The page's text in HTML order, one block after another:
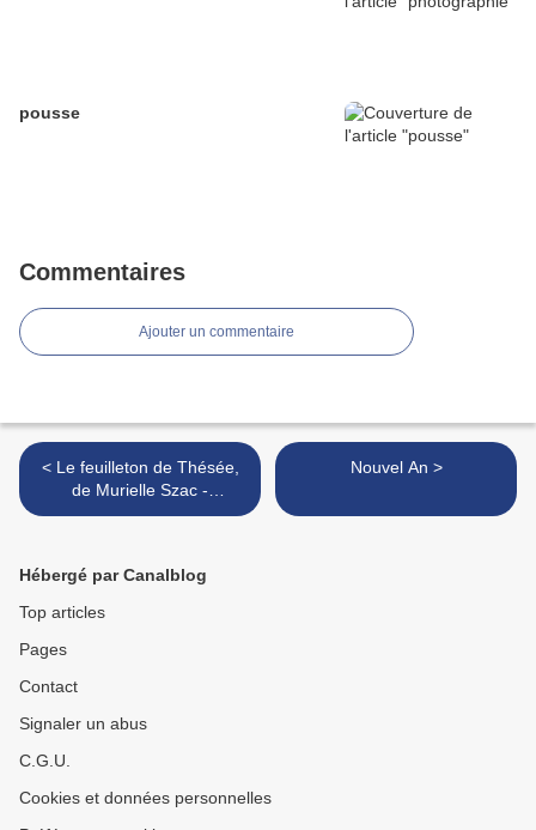
pousse
Commentaires
Ajouter un commentaire
< Le feuilleton de Thésée,
de Murielle Szac -
décembre 2015
Nouvel An >
Hébergé par Canalblog
Top articles
Pages
Contact
Signaler un abus
C.G.U.
Cookies et données personnelles